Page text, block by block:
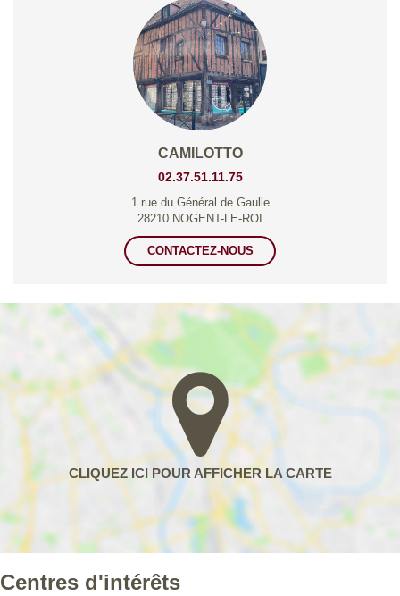
CAMILOTTO
02.37.51.11.75
1 rue du Général de Gaulle
28210 NOGENT-LE-ROI
CONTACTEZ-NOUS
Centres d'intérêts